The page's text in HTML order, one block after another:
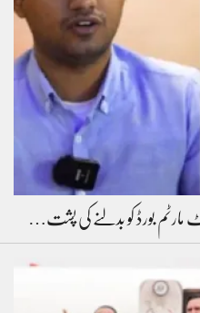
بورڈ کو بدلنے کی پشت…